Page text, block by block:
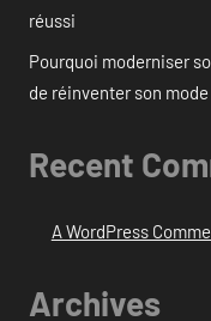
réussi
Pourquoi moderniser
de réinventer son
Recent
A WordPress
Archives